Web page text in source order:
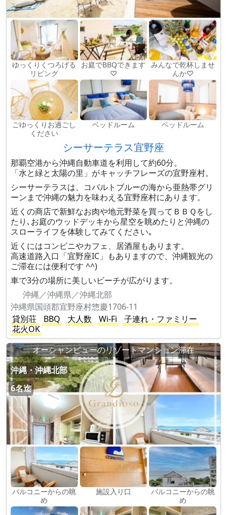
ゆっくりくつろげる
リビング
お庭でBBQできます
♡
みんなで乾杯しませ
んか♡
ごゆっくりお過ごし
ください
ベッドルーム ベッドルーム
シーサーテラス宜野座
那覇空港から沖縄自動車道を利用して約60分。
「水と緑と太陽の里」がキャッチフレーズの宜野座村。
シーサーテラスは、コバルトブルーの海から亜熱帯グリ
ーンまで沖縄の魅力を味わえる宜野座村にあります。
近くの商店で新鮮なお肉や地元野菜を買ってＢＢＱをし
たり､お庭のウッドデッキから星空を眺めたりと沖縄の
スローライフを体験してみてください｡
近くにはコンビニやカフェ、居酒屋もあります。
高速道路入口「宜野座IC」もありますので、沖縄観光の
ご滞在には便利です ^^)
車で3分の場所に美しいビーチが広がります。
沖縄／沖縄県／沖縄北部
沖縄県国頭郡宜野座村惣慶1706-11
貸別荘
BBQ 大人数 Wi-Fi
子連れ・ファミリー
花火OK
オーシャンビューのリゾートマンション滞在
沖縄・沖縄北部
6名迄
バルコニーからの眺
め
施設入り口
バルコニーからの眺
め